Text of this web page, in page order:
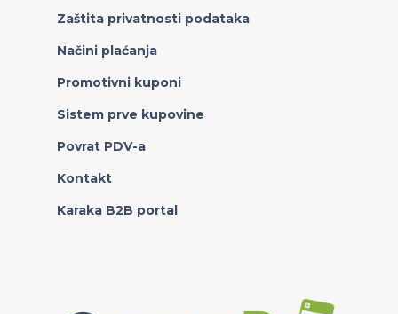
Zaštita privatnosti podataka
Načini plaćanja
Promotivni kuponi
Sistem prve kupovine
Povrat PDV-a
Kontakt
Karaka B2B portal